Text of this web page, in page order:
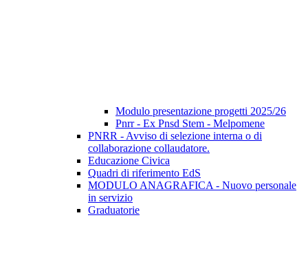
Modulo presentazione progetti 2025/26
Pnrr - Ex Pnsd Stem - Melpomene
PNRR - Avviso di selezione interna o di
collaborazione collaudatore.
Educazione Civica
Quadri di riferimento EdS
MODULO ANAGRAFICA - Nuovo personale
in servizio
Graduatorie